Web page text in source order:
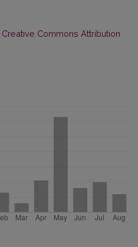
Creative Commons Attribution